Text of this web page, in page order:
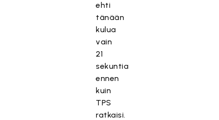
ehti
tänään
kulua
vain
21
sekuntia
ennen
kuin
TPS
ratkaisi.